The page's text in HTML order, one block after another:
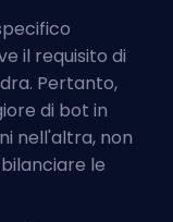
il requisito di
Pertanto,
di bot in
nell'altra, non
le